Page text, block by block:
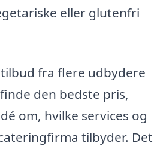
eller glutenfri
fra flere udbydere
den bedste pris,
om, hvilke services og
tilbyder. Det